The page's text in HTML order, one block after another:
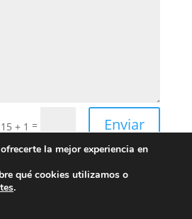
15 + 1 = Enviar
la mejor experiencia en
qué cookies utilizamos o
.